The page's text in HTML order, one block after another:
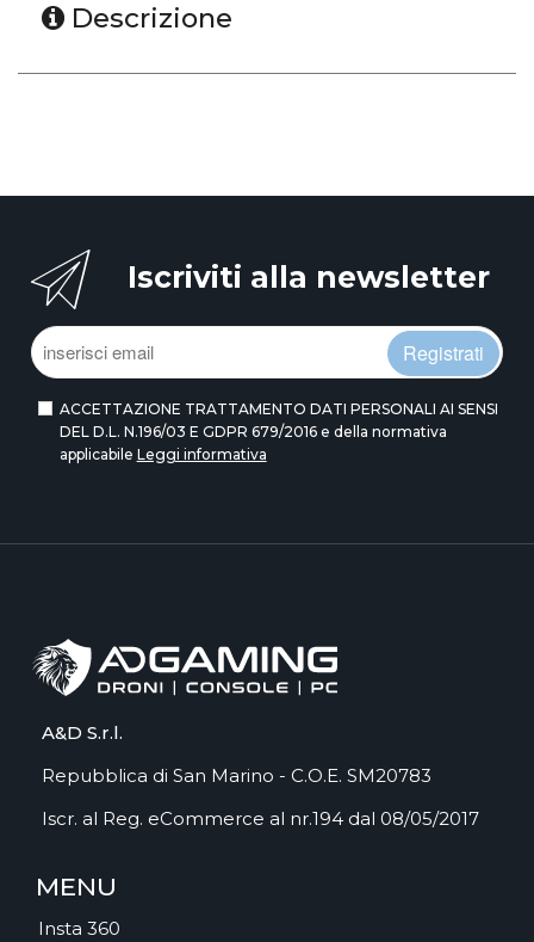
Descrizione
Iscriviti alla newsletter
Registrati
ACCETTAZIONE TRATTAMENTO DATI PERSONALI AI SENSI
DEL D.L. N.196/03 E GDPR 679/2016 e della normativa
applicabile Leggi informativa
A&D S.r.l.
Repubblica di San Marino - C.O.E. SM20783
Iscr. al Reg. eCommerce al nr.194 dal 08/05/2017
MENU
Insta 360